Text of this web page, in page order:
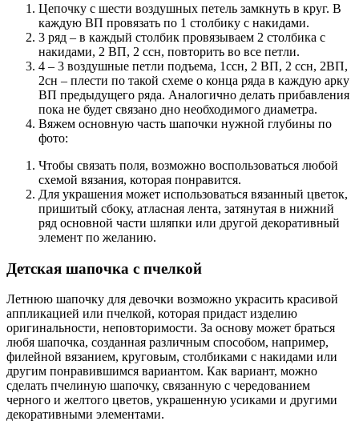
Цепочку с шести воздушных петель замкнуть в круг. В
каждую ВП провязать по 1 столбику с накидами.
3 ряд – в каждый столбик провязываем 2 столбика с
накидами, 2 ВП, 2 ссн, повторить во все петли.
4 – 3 воздушные петли подъема, 1ссн, 2 ВП, 2 ссн, 2ВП,
2сн – плести по такой схеме о конца ряда в каждую арку
ВП предыдущего ряда. Аналогично делать прибавления
пока не будет связано дно необходимого диаметра.
Вяжем основную часть шапочки нужной глубины по
фото:
Чтобы связать поля, возможно воспользоваться любой
схемой вязания, которая понравится.
Для украшения может использоваться вязанный цветок,
пришитый сбоку, атласная лента, затянутая в нижний
ряд основной части шляпки или другой декоративный
элемент по желанию.
Детская шапочка с пчелкой
Летнюю шапочку для девочки возможно украсить красивой
аппликацией или пчелкой, которая придаст изделию
оригинальности, неповторимости. За основу может браться
любя шапочка, созданная различным способом, например,
филейной вязанием, круговым, столбиками с накидами или
другим понравившимся вариантом. Как вариант, можно
сделать пчелиную шапочку, связанную с чередованием
черного и желтого цветов, украшенную усиками и другими
декоративными элементами.